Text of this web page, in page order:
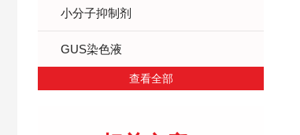
小分子抑制剂
GUS染色液
查看全部